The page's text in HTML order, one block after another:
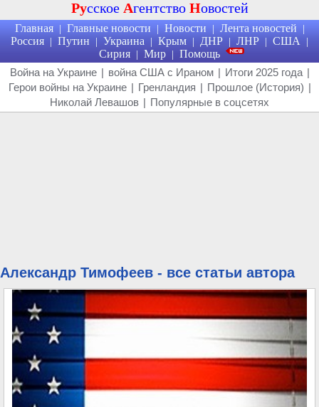
Русское Агентство Новостей
Главная | Главные новости | Новости | Лента новостей |
Россия | Путин | Украина | Крым | ДНР | ЛНР | США |
Сирия | Мир | Помощь
Война на Украине | война США с Ираном | Итоги 2025 года |
Герои войны на Украине | Гренландия | Прошлое (История) |
Николай Левашов | Популярные в соцсетях
Александр Тимофеев - все статьи автора